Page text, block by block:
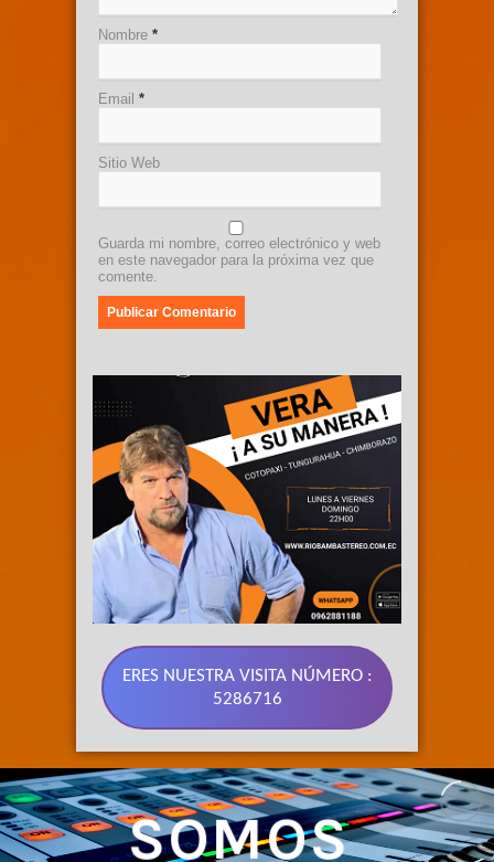
Nombre *
Email *
Sitio Web
Guarda mi nombre, correo electrónico y web
en este navegador para la próxima vez que
comente.
ERES NUESTRA VISITA NÚMERO :
5286716
SOMOS